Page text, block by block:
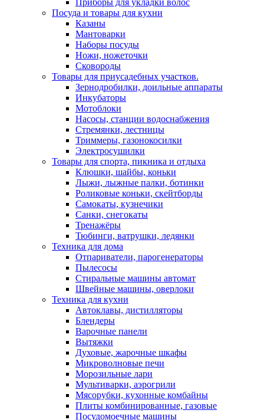
Посуда и товары для кухни
Казаны
Мантоварки
Наборы посуды
Ножи, ножеточки
Сковороды
Товары для приусадебных участков.
Зернодробилки, доильные аппараты
Инкубаторы
Мотоблоки
Насосы, станции водоснабжения
Стремянки, лестницы
Триммеры, газонокосилки
Электросушилки
Товары для спорта, пикника и отдыха
Клюшки, шайбы, коньки
Лыжи, лыжные палки, ботинки
Роликовые коньки, скейтборды
Самокаты, кузнечики
Санки, снегокаты
Тренажёры
Тюбинги, ватрушки, ледянки
Техника для дома
Отпариватели, парогенераторы
Пылесосы
Стиральные машины автомат
Швейные машины, оверлоки
Техника для кухни
Автоклавы, дистилляторы
Блендеры
Варочные панели
Вытяжки
Духовые, жарочные шкафы
Микроволновые печи
Морозильные лари
Мультиварки, аэрогрили
Мясорубки, кухонные комбайны
Плиты комбинированные, газовые
Посудомоечные машины